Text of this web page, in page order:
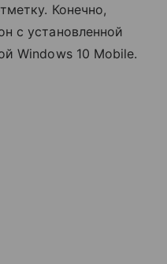
Конечно,
с установленной
Windows 10 Mobile.